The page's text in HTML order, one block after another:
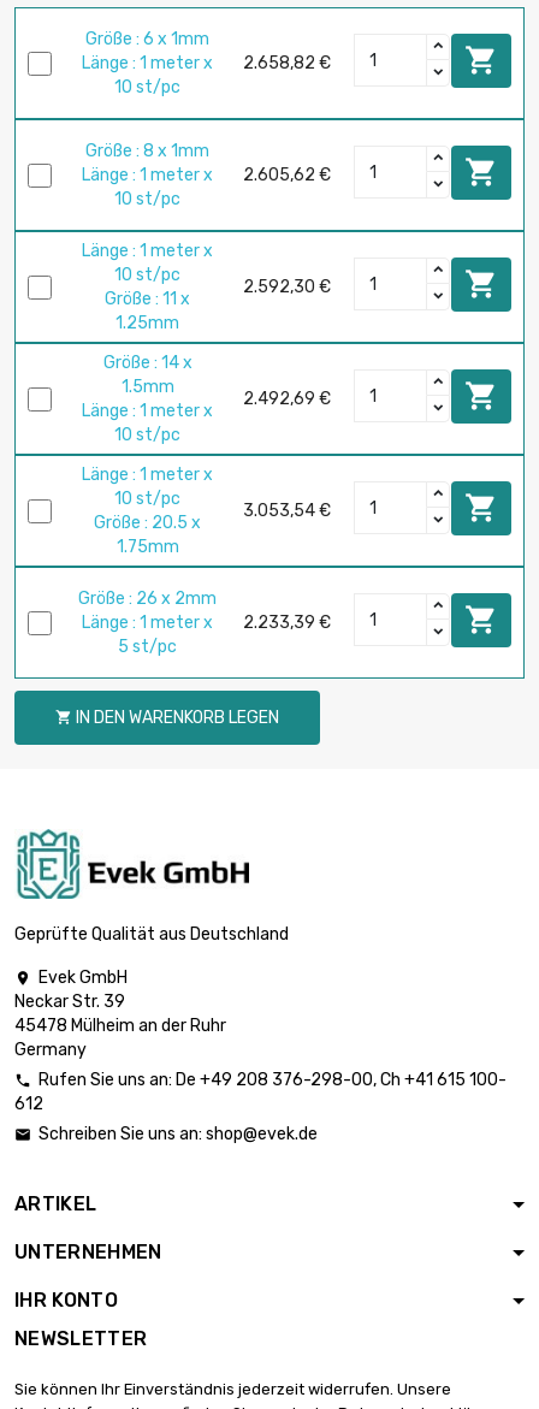
Größe : 6 x 1mm
Länge : 1 meter x
10 st/pc
2.658,82 € 
Größe : 8 x 1mm
Länge : 1 meter x
10 st/pc
2.605,62 € 
Länge : 1 meter x
10 st/pc
Größe : 11 x
1.25mm
2.592,30 € 
Größe : 14 x
1.5mm
Länge : 1 meter x
10 st/pc
2.492,69 € 
Länge : 1 meter x
10 st/pc
Größe : 20.5 x
1.75mm
3.053,54 € 
Größe : 26 x 2mm
Länge : 1 meter x
5 st/pc
2.233,39 € 
 IN DEN WARENKORB LEGEN
Geprüfte Qualität aus Deutschland

Evek GmbH
Neckar Str. 39
45478 Mülheim an der Ruhr
Germany
 Rufen Sie uns an: De +49 208 376-298-00, Ch +41 615 100-
612
 Schreiben Sie uns an: shop@evek.de
ARTIKEL
UNTERNEHMEN
IHR KONTO
NEWSLETTER
Sie können Ihr Einverständnis jederzeit widerrufen. Unsere